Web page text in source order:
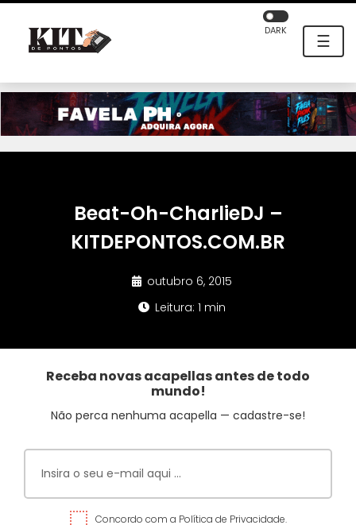
☰
DARK
Beat-Oh-CharlieDJ –
KITDEPONTOS.COM.BR
outubro 6, 2015
Leitura: 1 min
Receba novas acapellas antes de todo
mundo!
Não perca nenhuma acapella — cadastre-se!
Concordo com a Política de Privacidade.